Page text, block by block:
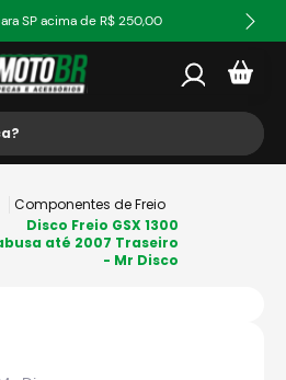
SP acima de R$ 250,00
Componentes de Freio
Disco Freio GSX 1300
até 2007 Traseiro
- Mr Disco